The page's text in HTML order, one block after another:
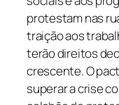
protestam nas
traição aos
terão direitos
crescente. O
superar a crise